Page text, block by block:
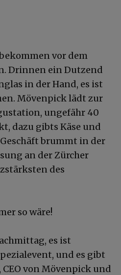
vor dem
Drinnen ein Dutzend
in der Hand, es ist
Mövenpick lädt zur
ungefähr 40
dazu gibts Käse und
brummt in der
an der Zürcher
des
so wäre!
es ist
und es gibt
von Mövenpick und